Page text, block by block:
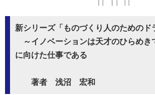
新シリーズ「ものづくり人のためのド
～イノベーションは天才のひらめき
に向けた仕事である
著者 浅沼 宏和